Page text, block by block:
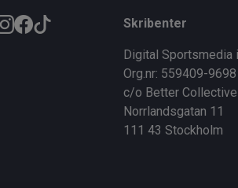
k
Skribenter
Digital Sportsmedia
Org.nr: 559409-9698
c/o Better Collective
Norrlandsgatan 11
111 43 Stockholm